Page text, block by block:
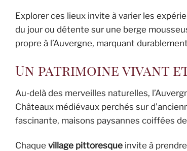
Explorer ces lieux invite à varier les
du jour ou détente sur une berge
propre à l’Auvergne, marquant
Un patrimoine vivant
Au-delà des merveilles naturelles,
Châteaux médiévaux perchés sur
fascinante, maisons paysannes coiffées
Chaque village pittoresque invite à